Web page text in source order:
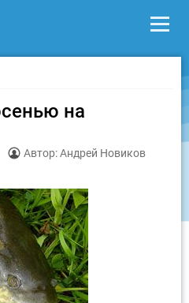
на
Автор: Андрей Новиков